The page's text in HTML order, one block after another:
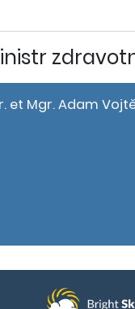
et Mgr. Adam